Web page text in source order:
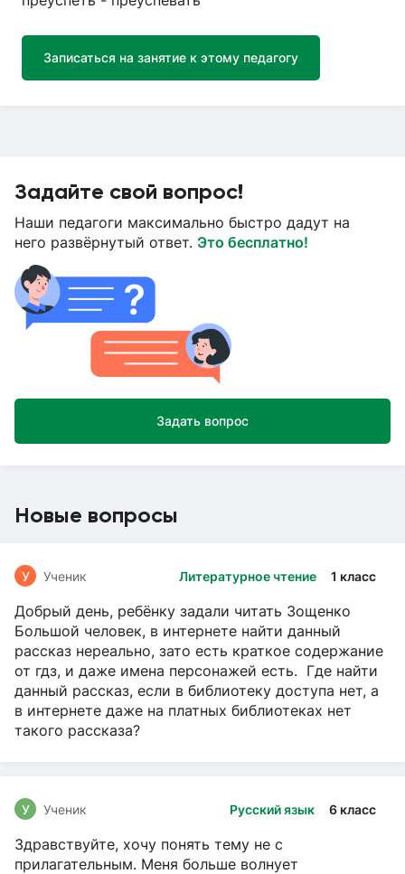
Записаться на занятие к этому педагогу
Задайте свой вопрос!
Наши педагоги максимально быстро дадут на
него развёрнутый ответ. Это бесплатно!
Задать вопрос
Новые вопросы
Литературное чтение 1 класс
У Ученик
Добрый день, ребёнку задали читать Зощенко
Большой человек, в интернете найти данный
рассказ нереально, зато есть краткое содержание
от гдз, и даже имена персонажей есть. Где найти
данный рассказ, если в библиотеку доступа нет, а
в интернете даже на платных библиотеках нет
такого рассказа?
Русский язык 6 класс
У Ученик
Здравствуйте, хочу понять тему не с
прилагательным. Меня больше волнует